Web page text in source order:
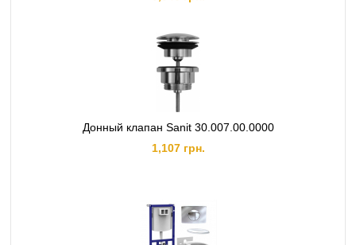
Донный клапан Sanit 30.007.00.0000
1,107 грн.